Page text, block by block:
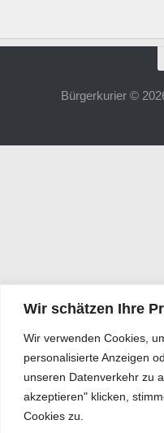
Wir schätzen Ihre
Wir verwenden Cookies,
personalisierte Anzeigen
unseren Datenverkehr zu
akzeptieren" klicken,
Cookies zu.
Bürgerkurier ©